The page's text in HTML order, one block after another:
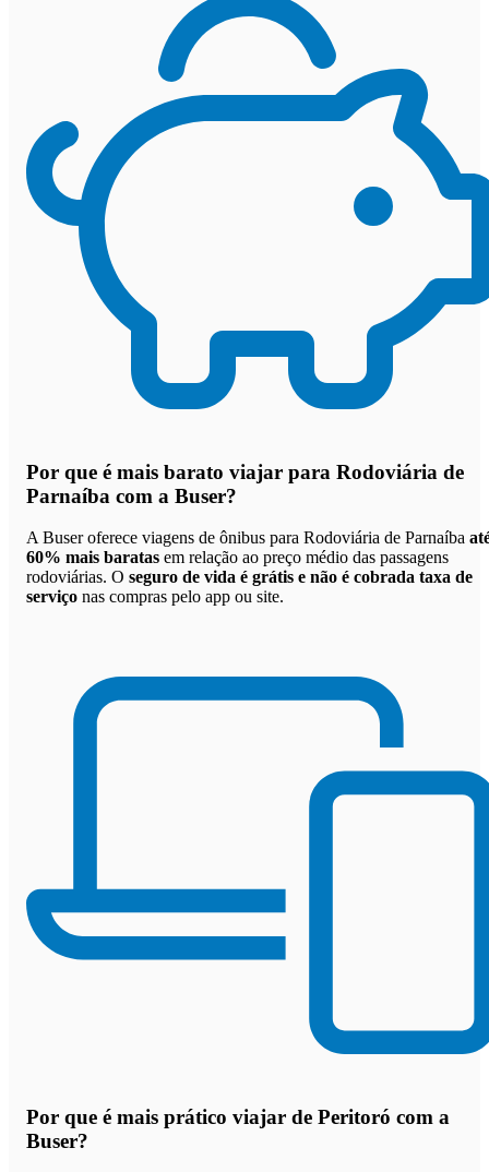
Por que é mais barato viajar para Rodoviária de
Parnaíba com a Buser?
A Buser oferece viagens de ônibus para Rodoviária de Parnaíba
60% mais baratas em relação ao preço médio das passagens
rodoviárias. O seguro de vida é grátis e não é cobrada taxa de
serviço nas compras pelo app ou site.
Por que é mais prático viajar de Peritoró com a
Buser?